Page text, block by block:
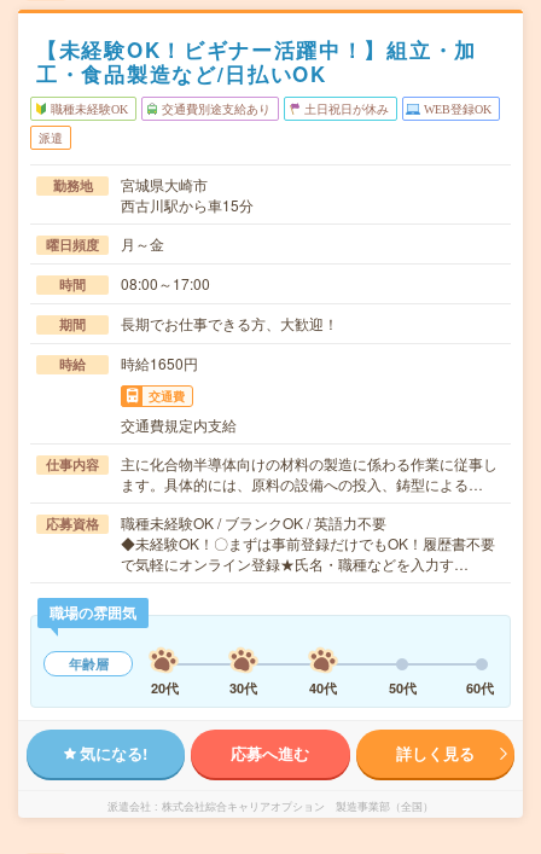
【未経験OK！ビギナー活躍中！】組立・加
工・食品製造など/日払いOK
職種未経験OK 交通費別途支給あり 土日祝日が休み WEB登録OK
派遣
勤務地
宮城県大崎市
西古川駅から車15分
曜日頻度 月～金
時間 08:00～17:00
期間 長期でお仕事できる方、大歓迎！
時給 時給1650円
交通費
交通費規定内支給
仕事内容
主に化合物半導体向けの材料の製造に係わる作業に従事し
ます。具体的には、原料の設備への投入、鋳型による…
応募資格
職種未経験OK / ブランクOK / 英語力不要
◆未経験OK！〇まずは事前登録だけでもOK！履歴書不要
で気軽にオンライン登録★氏名・職種などを入力す…
職場の雰囲気
年齢層
20代
30代 40代 50代 60代
気になる! 応募へ進む 詳しく見る
派遣会社 株式会社綜合キャリアオプション 製造事業部（全国）